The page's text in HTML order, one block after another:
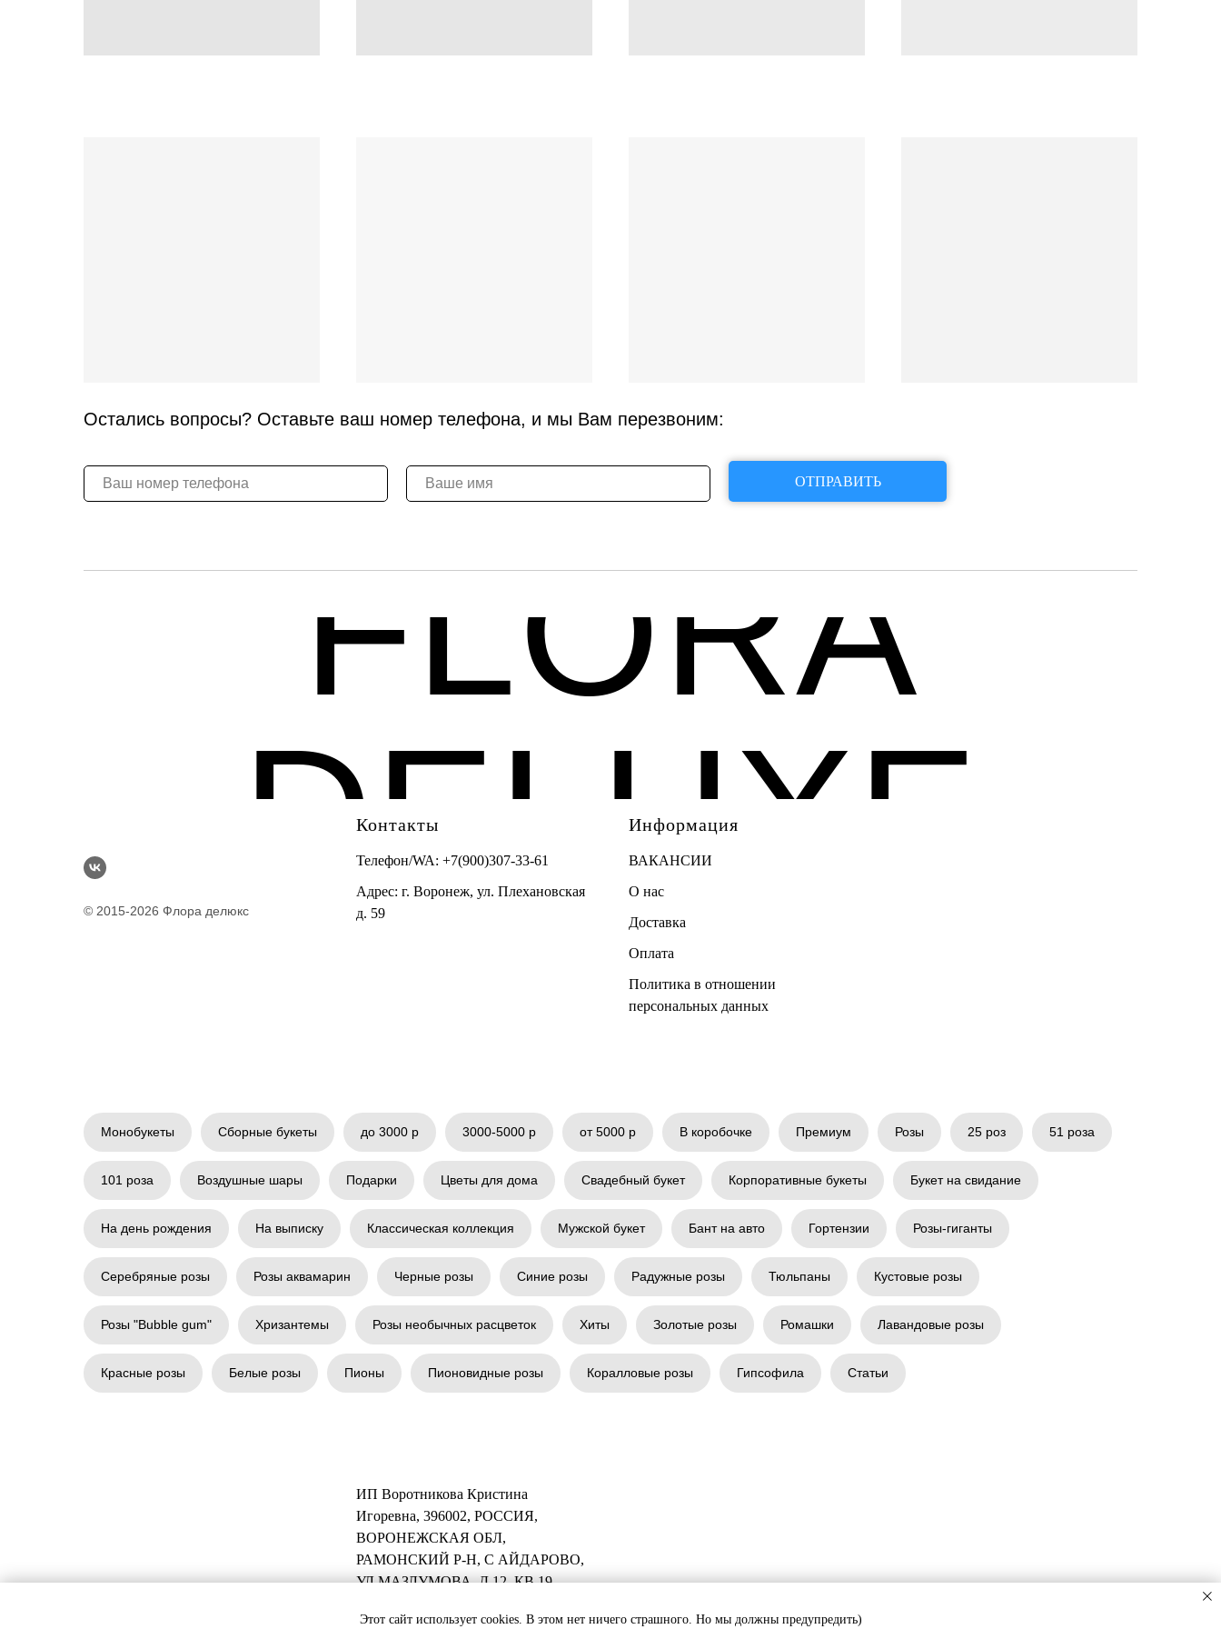
ОТПРАВИТЬ
Остались вопросы? Оставьте ваш номер телефона, и мы Вам перезвоним:
FLORA
DELUXE
Этот сайт использует cookies. В этом нет ничего страшного. Но мы должны предупредить)
© 2015-2026 Флора делюкс
Контакты
Телефон/WA: +7(900)307-33-61
Адрес: г. Воронеж, ул. Плехановская
д. 59
Информация
ВАКАНСИИ
О нас
Доставка
Оплата
Политика в отношении
персональных данных
Монобукеты Сборные букеты до 3000 р 3000-5000 р от 5000 р В коробочке Премиум Розы 25 роз 51 роза
101 роза Воздушные шары Подарки Цветы для дома Свадебный букет Корпоративные букеты Букет на свидание
На день рождения На выписку Классическая коллекция Мужской букет Бант на авто Гортензии Розы-гиганты
Серебряные розы Розы аквамарин Черные розы Синие розы Радужные розы Тюльпаны Кустовые розы
Розы "Bubble gum" Хризантемы Розы необычных расцветок Хиты Золотые розы Ромашки Лавандовые розы
Красные розы Белые розы Пионы Пионовидные розы Коралловые розы Гипсофила Статьи
ИП Воротникова Кристина
Игоревна, 396002, РОССИЯ,
ВОРОНЕЖСКАЯ ОБЛ,
РАМОНСКИЙ Р-Н, С АЙДАРОВО,
УЛ МАЗЛУМОВА, Д 12, КВ 19